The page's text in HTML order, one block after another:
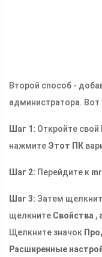
Второй способ -
администратора. Вот
Шаг 1: Откройте свой
нажмите Этот ПК
Шаг 2: Перейдите к
Шаг 3: Затем
щелкните Свойства ,
Щелкните значок
Расширенные